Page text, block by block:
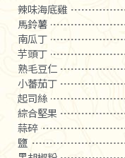
辣味海底雞
馬鈴薯
南瓜丁
芋頭丁
熟毛豆仁
小蕃茄丁
起司絲
綜合堅果
蒜碎
鹽